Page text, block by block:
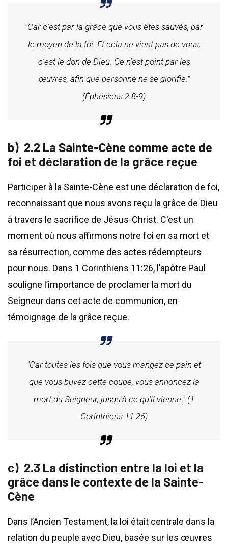
"Car c'est par la grâce que vous êtes sauvés, par
le moyen de la foi. Et cela ne vient pas de vous,
c'est le don de Dieu. Ce n'est point par les
œuvres, afin que personne ne se glorifie."
(Éphésiens 2:8-9)
2.2 La Sainte-Cène comme acte de
foi et déclaration de la grâce reçue
Participer à la Sainte-Cène est une déclaration de foi,
reconnaissant que nous avons reçu la grâce de Dieu
à travers le sacrifice de Jésus-Christ. C'est un
moment où nous affirmons notre foi en sa mort et
sa résurrection, comme des actes rédempteurs
pour nous. Dans 1 Corinthiens 11:26, l’apôtre Paul
souligne l’importance de proclamer la mort du
Seigneur dans cet acte de communion, en
témoignage de la grâce reçue.
"Car toutes les fois que vous mangez ce pain et
que vous buvez cette coupe, vous annoncez la
mort du Seigneur, jusqu'à ce qu'il vienne." (1
Corinthiens 11:26)
2.3 La distinction entre la loi et la
grâce dans le contexte de la Sainte-
Cène
Dans l’Ancien Testament, la loi était centrale dans la
relation du peuple avec Dieu, basée sur les œuvres